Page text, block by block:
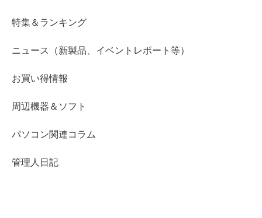
特集＆ランキング
ニュース（新製品、イベントレポート等）
お買い得情報
周辺機器＆ソフト
パソコン関連コラム
管理人日記